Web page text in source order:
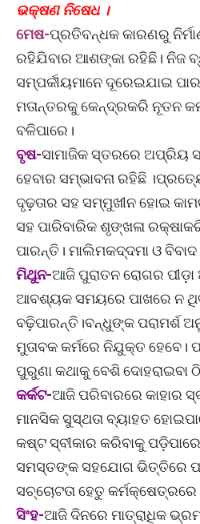
ଭକ୍ଷଣ ନିଷେଧ ।
ମେଷ-ପ୍ରତିବନ୍ଧକ କାରଣରୁ
ରହିଯିବାର ଆଶଙ୍କା ରହିଛି। ନିଜ
ସମ୍ପର୍କୀୟମାନେ ଦୂରେଇଯାଇ
ମତାନ୍ତରକୁ କେନ୍ଦ୍ରକରି ନୂତନ
ବଳିପାରେ।
ବୃଷ-ସାମାଜିକ ସ୍ତରରେ ଅପ୍ରିୟ
ହେବାର ସମ୍ଭାବନା ରହିଛି
ଦୃଢ଼ତାର ସହ ସମ୍ମୁଖୀନ ହୋଇ
ସହ ପାରିବାରିକ ଶୃଙ୍ଖଳା
ପାରନ୍ତି। ମାଲିମକଦ୍ଦମା ଓ
ମିଥୁନ-ଆଜି ପୁରାତନ ରୋଗର
ଆବଶ୍ୟକ ସମୟରେ ପାଖରେ ନ
ବଢ଼ିପାରନ୍ତି।ବନ୍ଧୁଙ୍କ ପରାମର୍ଶ
ମୁତାବକ କର୍ମରେ ନିଯୁକ୍ତ ହେବେ।
ପୁରୁଣା କଥାକୁ ବେଶି ଦୋହରାଇବା
କର୍କଟ-ଆଜି ପରିବାରରେ କାହାର
ମାନସିକ ସୁସ୍ଥତା ବ୍ୟାହତ
କଷ୍ଟ ସ୍ବୀକାର କରିବାକୁ
ସମସ୍ତଙ୍କ ସହଯୋଗ ଭିତ୍ତିରେ
ସଚ୍ଚୋଟତା ହେତୁ
ସିଂହ-ଆଜି ଦିନରେ ମାତ୍ରାଧିକ